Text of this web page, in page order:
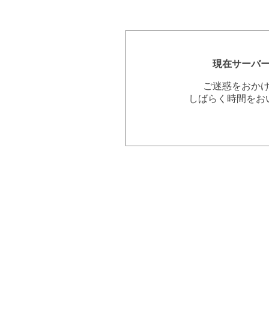
現在サーバ
ご迷惑をおか
しばらく時間を